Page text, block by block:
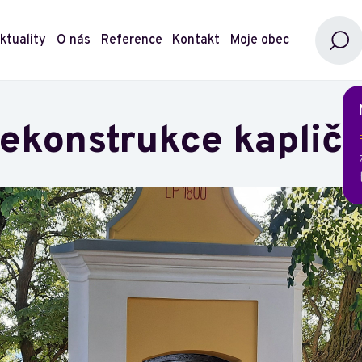
O nás Reference Kontakt Moje obec